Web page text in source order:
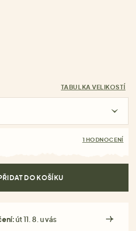
TABULKA VELIKOSTÍ
1 HODNOCENÍ
DO KOŠÍKU
út 11. 8. u vás